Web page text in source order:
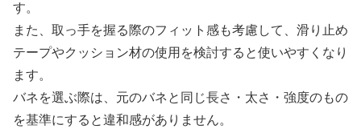
す。
また、取っ手を握る際のフィット感も考慮して、滑り止め
テープやクッション材の使用を検討すると使いやすくなり
ます。
バネを選ぶ際は、元のバネと同じ長さ・太さ・強度のもの
を基準にすると違和感がありません。